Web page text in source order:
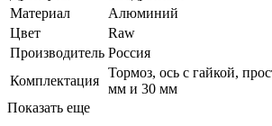
Материал
Алюминий
Цвет
Raw
Производитель Россия
Комплектация
Тормоз, ось с гайкой,
мм и 30 мм
Показать еще